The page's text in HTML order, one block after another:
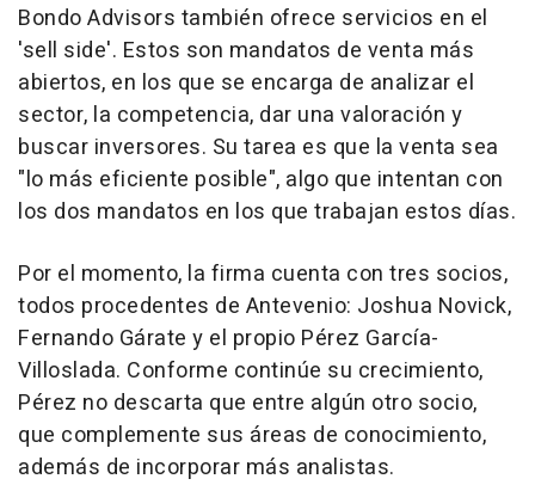
Bondo Advisors también ofrece servicios en el
'sell side'. Estos son mandatos de venta más
abiertos, en los que se encarga de analizar el
sector, la competencia, dar una valoración y
buscar inversores. Su tarea es que la venta sea
"lo más eficiente posible", algo que intentan con
los dos mandatos en los que trabajan estos días.
Por el momento, la firma cuenta con tres socios,
todos procedentes de Antevenio: Joshua Novick,
Fernando Gárate y el propio Pérez García-
Villoslada. Conforme continúe su crecimiento,
Pérez no descarta que entre algún otro socio,
que complemente sus áreas de conocimiento,
además de incorporar más analistas.